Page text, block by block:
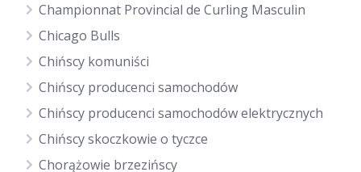
Championnat Provincial de Curling Masculin
Chicago Bulls
Chińscy komuniści
Chińscy producenci samochodów
Chińscy producenci samochodów elektrycznych
Chińscy skoczkowie o tyczce
Chorążowie brzezińscy